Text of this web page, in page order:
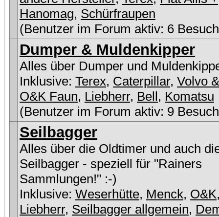
Hanomag, Schürfraupen
(Benutzer im Forum aktiv: 6
Dumper & Muldenkipper
Alles über Dumper und
Inklusive: Terex, Caterpillar, Volvo
O&K Faun, Liebherr, Bell, Komatsu
(Benutzer im Forum aktiv: 9
Seilbagger
Alles über die Oldtimer und auch
Seilbagger - speziell für "Rainers
Sammlungen!" :-)
Inklusive: Weserhütte, Menck, O&K
Liebherr, Seilbagger allgemein,